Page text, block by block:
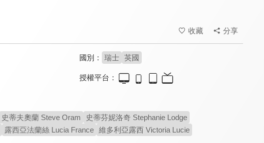
6.8
羊人的謎宮 4.4
歡迎入住死亡豪宅 惡夢引路人
收藏 分享
國別： 瑞士 英國
授權平台：
史蒂夫奧蘭 Steve Oram
史蒂芬妮洛奇 Stephanie Lodge
露西亞法蘭絲 Lucia France 維多利亞露西 Victoria Lucie